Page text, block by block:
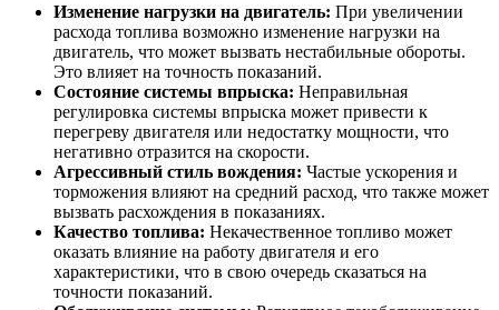
Изменение нагрузки на двигатель: При увеличении
расхода топлива возможно изменение нагрузки на
двигатель, что может вызвать нестабильные обороты.
Это влияет на точность показаний.
Состояние системы впрыска: Неправильная
регулировка системы впрыска может привести к
перегреву двигателя или недостатку мощности, что
негативно отразится на скорости.
Агрессивный стиль вождения: Частые ускорения и
торможения влияют на средний расход, что также может
вызвать расхождения в показаниях.
Качество топлива: Некачественное топливо может
оказать влияние на работу двигателя и его
характеристики, что в свою очередь сказаться на
точности показаний.